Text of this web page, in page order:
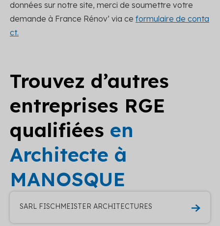
données sur notre site, merci de soumettre votre
demande à France Rénov’ via ce formulaire de conta
ct.
Trouvez d’autres
entreprises RGE
qualifiées en
Architecte à
MANOSQUE
SARL FISCHMEISTER ARCHITECTURES